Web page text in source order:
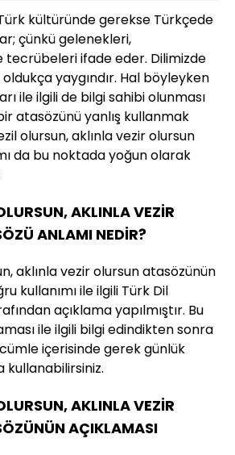
kültüründe gerekse Türkçede
çünkü gelenekleri,
tecrübeleri ifade eder. Dilimizde
yaygındır. Hal böyleyken
ile ilgili de bilgi sahibi olunması
atasözünü yanlış kullanmak
olursun, aklınla vezir olursun
da bu noktada yoğun olarak
AKLINLA VEZİR
ANLAMI NEDİR?
aklınla vezir olursun atasözünün
kullanımı ile ilgili Türk Dil
açıklama yapılmıştır. Bu
ile ilgili bilgi edindikten sonra
içerisinde gerek günlük
kullanabilirsiniz.
AKLINLA VEZİR
AÇIKLAMASI